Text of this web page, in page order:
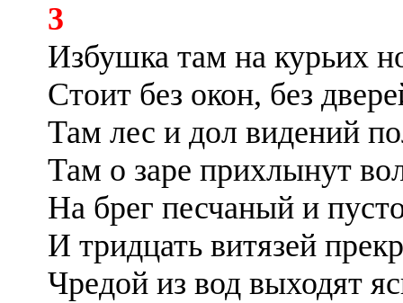
3
Избушка там на курьих
Стоит без окон, без
Там лес и дол видений
Там о заре прихлынут
На брег песчаный и
И тридцать витязей
Чредой из вод выходят